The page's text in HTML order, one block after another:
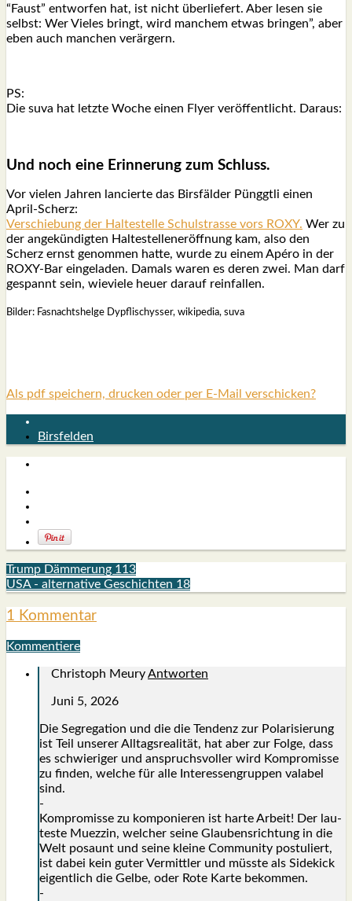
“Faust” ent­wor­fen hat, ist nicht über­lie­fert. Aber lesen sie
selbst: Wer Vie­les bringt, wird man­chem etwas brin­gen”, aber
eben auch man­chen ver­är­gern.
PS:
Die suva hat letz­te Woche einen Fly­er ver­öf­fent­licht. Dar­aus:
Und noch eine Erin­ne­rung zum Schluss.
Vor vie­len Jah­ren lan­cier­te das Birs­fäl­der Pünggt­li einen
April-Scherz:
Ver­schie­bung der Hal­te­stel­le Schul­stras­se vors ROXY. Wer zu
der ange­kün­dig­ten Hal­te­stel­le­ner­öff­nung kam, also den
Scherz ernst genom­men hat­te, wur­de zu einem Apé­ro in der
ROXY-Bar ein­ge­la­den. Damals waren es deren zwei. Man darf
gespannt sein, wie­vie­le heu­er dar­auf rein­fal­len.
Bil­der: Fas­nachts­hel­ge Dypf­li­schys­ser, wiki­pe­dia, suva
Als pdf speichern, drucken oder per E-Mail verschicken?
Birsfelden
Trump Dämmerung 113
USA - alternative Geschichten 18
1 Kommentar
Kommentiere
Christoph MeuryAntworten
Juni 5, 2026
Die Segre­ga­ti­on und die die Ten­denz zur Pola­ri­sie­rung
ist Teil unse­rer All­tags­rea­li­tät, hat aber zur Fol­ge, dass
es schwie­ri­ger und anspruchs­vol­ler wird Kom­pro­mis­se
zu fin­den, wel­che für alle Inter­es­sen­grup­pen vala­bel
sind.
-
Kom­pro­mis­se zu kom­po­nie­ren ist har­te Arbeit! Der lau­
tes­te Muez­zin, wel­cher sei­ne Glau­bens­rich­tung in die
Welt posaunt und sei­ne klei­ne Com­mu­ni­ty pos­tu­liert,
ist dabei kein guter Ver­mitt­ler und müss­te als Side­kick
eigent­lich die Gel­be, oder Rote Kar­te bekom­men.
-